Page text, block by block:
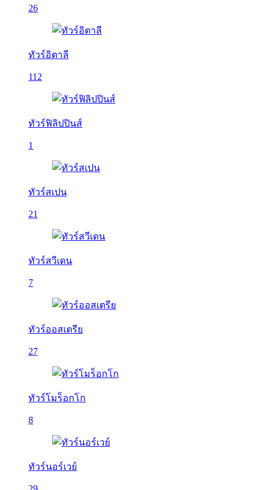
26
ทัวร์อิตาลี
112
ทัวร์ฟิลิปปินส์
1
ทัวร์สเปน
21
ทัวร์สวีเดน
7
ทัวร์ออสเตรีย
27
ทัวร์โมร็อกโก
8
ทัวร์นอร์เวย์